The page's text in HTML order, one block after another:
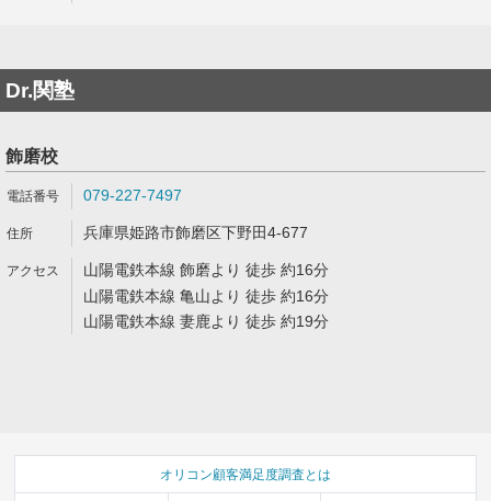
Dr.関塾
飾磨校
079-227-7497
兵庫県姫路市飾磨区下野田4-677
山陽電鉄本線 飾磨より 徒歩 約16分
山陽電鉄本線 亀山より 徒歩 約16分
山陽電鉄本線 妻鹿より 徒歩 約19分
オリコン顧客満足度調査とは